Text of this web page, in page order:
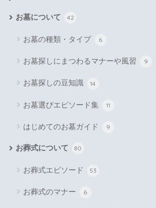
お墓について 42
お墓の種類・タイプ 6
お墓探しにまつわるマナーや風習 9
お墓探しの豆知識 14
お墓選びエピソード集 11
はじめてのお墓ガイド 9
お葬式について 80
お葬式エピソード 53
お葬式のマナー 6